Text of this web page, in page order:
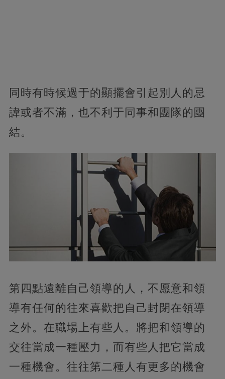
同時有時候過于的顯擺會引起別人的忌
諱或者不滿，也不利于同事和團隊的團
結。
第四點遠離自己領導的人，不愿意和領
導有任何的往來喜歡把自己封閉在領導
之外。在職場上有些人。將把和領導的
交往當成一種壓力，而有些人把它當成
一種機會。往往第二種人有更多的機會